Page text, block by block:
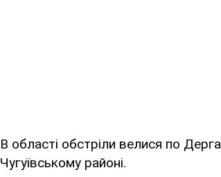
В області обстріли велися по
Чугуївському районі.